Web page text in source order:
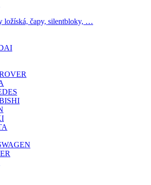
ložíská, čapy, silentbloky, …